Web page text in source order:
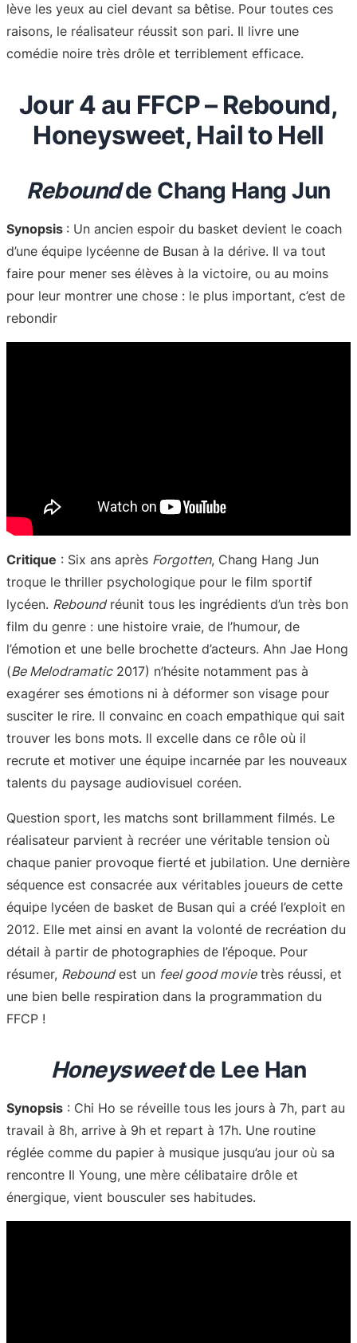
lève les yeux au ciel devant sa bêtise. Pour toutes ces
raisons, le réalisateur réussit son pari. Il livre une
comédie noire très drôle et terriblement efficace.
Jour 4 au FFCP – Rebound,
Honeysweet, Hail to Hell
Reboundde Chang Hang Jun
Synopsis : Un ancien espoir du basket devient le coach
d’une équipe lycéenne de Busan à la dérive. Il va tout
faire pour mener ses élèves à la victoire, ou au moins
pour leur montrer une chose : le plus important, c’est de
rebondir
Critique : Six ans après Forgotten, Chang Hang Jun
troque le thriller psychologique pour le film sportif
lycéen. Reboundréunit tous les ingrédients d’un très bon
film du genre : une histoire vraie, de l’humour, de
l’émotion et une belle brochette d’acteurs. Ahn Jae Hong
(Be Melodramatic2017) n’hésite notamment pas à
exagérer ses émotions ni à déformer son visage pour
susciter le rire. Il convainc en coach empathique qui sait
trouver les bons mots. Il excelle dans ce rôle où il
recrute et motiver une équipe incarnée par les nouveaux
talents du paysage audiovisuel coréen.
Question sport, les matchs sont brillamment filmés. Le
réalisateur parvient à recréer une véritable tension où
chaque panier provoque fierté et jubilation. Une dernière
séquence est consacrée aux véritables joueurs de cette
équipe lycéen de basket de Busan qui a créé l’exploit en
2012. Elle met ainsi en avant la volonté de recréation du
détail à partir de photographies de l’époque. Pour
résumer, Reboundest un feel good movietrès réussi, et
une bien belle respiration dans la programmation du
FFCP !
Honeysweetde Lee Han
Synopsis : Chi Ho se réveille tous les jours à 7h, part au
travail à 8h, arrive à 9h et repart à 17h. Une routine
réglée comme du papier à musique jusqu’au jour où sa
rencontre Il Young, une mère célibataire drôle et
énergique, vient bousculer ses habitudes.